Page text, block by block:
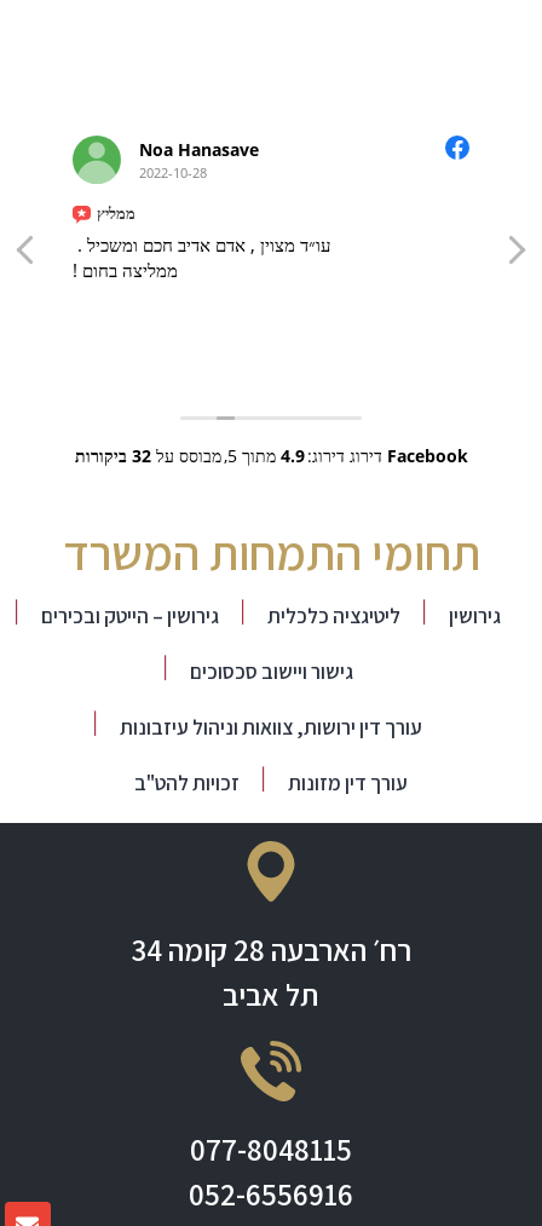
Noa Hanasave
2022-10-28
ממליץ
עו״ד מצוין , אדם אדיב חכם ומשכיל .
ממליצה בחום !
Facebook דירוג דירוג:4.9 מתוך 5, מבוסס על32 ביקורות
תחומי התמחות המשרד
גירושין ליטיגציה כלכלית
גירושין – הייטק ובכירים
גישור ויישוב סכסוכים
עורך דין ירושות, צוואות וניהול עיזבונות
עורך דין מזונות
זכויות להט"ב
רח׳ הארבעה 28 קומה 34
תל אביב
077-8048115
052-6556916